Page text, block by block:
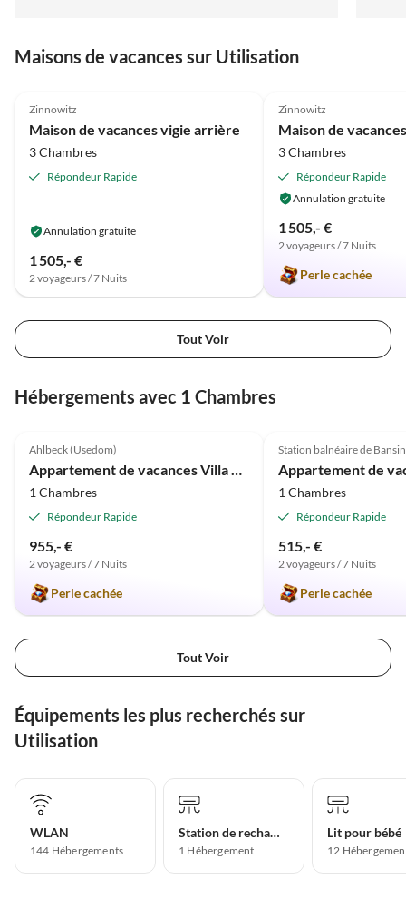
Maisons de vacances sur Utilisation
Zinnowitz
Maison de vacances vigie arrière
3 Chambres
Répondeur Rapide
Annulation gratuite
1 505,- €
2 voyageurs / 7 Nuits
Zinnowitz
3 Chambres
Répondeur Rapide
Annulation gratuite
1 505,- €
2 voyageurs / 7 Nuits
Perle cachée
Tout Voir
Hébergements avec 1 Chambres
Ahlbeck (Usedom)
Appartement de vacances Villa Estrelia
1 Chambres
Répondeur Rapide
955,- €
2 voyageurs / 7 Nuits
Perle cachée
Station balnéaire de Bansin
1 Chambres
Répondeur Rapide
515,- €
2 voyageurs / 7 Nuits
Perle cachée
Tout Voir
Équipements les plus recherchés sur
Utilisation
WLAN
144 Hébergements
Station de recharge pour voitures électriques
1 Hébergement
Lit pour bébé
12